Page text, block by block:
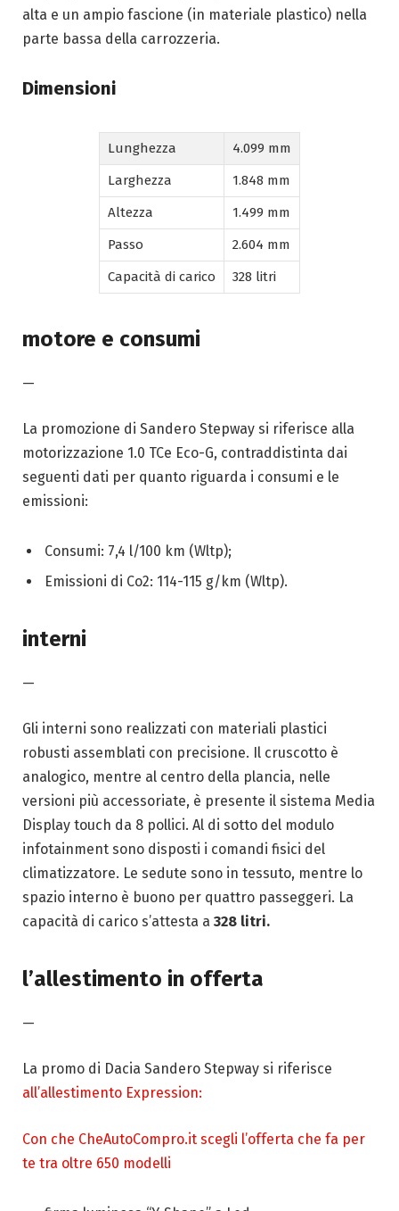
alta e un ampio fascione (in materiale plastico) nella
parte bassa della carrozzeria.
Dimensioni
Lunghezza
4.099 mm
Larghezza
1.848 mm
Altezza
1.499 mm
Passo
2.604 mm
Capacità di carico
328 litri
motore e consumi
—
La promozione di Sandero Stepway si riferisce alla
motorizzazione 1.0 TCe Eco-G, contraddistinta dai
seguenti dati per quanto riguarda i consumi e le
emissioni:
Consumi: 7,4 l/100 km (Wltp);
Emissioni di Co2: 114-115 g/km (Wltp).
interni
—
Gli interni sono realizzati con materiali plastici
robusti assemblati con precisione. Il cruscotto è
analogico, mentre al centro della plancia, nelle
versioni più accessoriate, è presente il sistema Media
Display touch da 8 pollici. Al di sotto del modulo
infotainment sono disposti i comandi fisici del
climatizzatore. Le sedute sono in tessuto, mentre lo
spazio interno è buono per quattro passeggeri. La
capacità di carico s’attesta a 328 litri.
l’allestimento in offerta
—
La promo di Dacia Sandero Stepway si riferisce
all’allestimento Expression:
Con che CheAutoCompro.it scegli l’offerta che fa per
te tra oltre 650 modelli